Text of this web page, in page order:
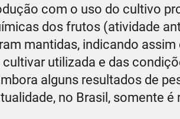
com o uso do cultivo
dos frutos (atividade
mantidas, indicando
utilizada e das
alguns resultados de
no Brasil, somente